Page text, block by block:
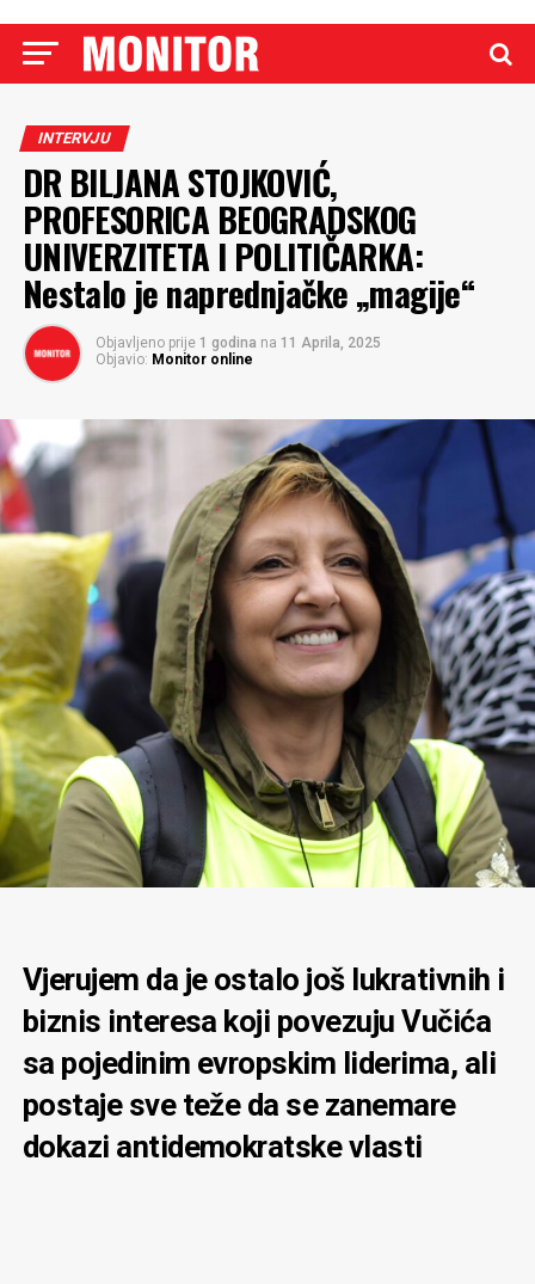
INTERVJU
DR BILJANA STOJKOVIĆ,
PROFESORICA BEOGRADSKOG
UNIVERZITETA I POLITIČARKA:
Nestalo je naprednjačke „magije“
Objavljeno prije 1 godina na 11 Aprila, 2025
Objavio: Monitor online
Vjerujem da je ostalo još lukrativnih i
biznis interesa koji povezuju Vučića
sa pojedinim evropskim liderima, ali
postaje sve teže da se zanemare
dokazi antidemokratske vlasti